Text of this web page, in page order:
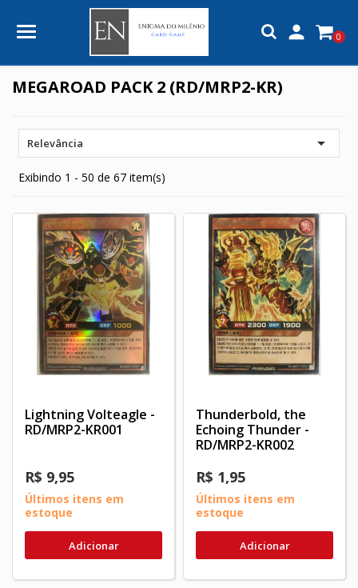
 0
MEGAROAD PACK 2 (RD/MRP2-KR)
Relevância 
Exibindo 1 - 50 de 67 item(s)
Lightning Volteagle -
RD/MRP2-KR001
R$ 9,95
Últimos itens em
estoque
Adicionar
Thunderbold, the
Echoing Thunder -
RD/MRP2-KR002
R$ 1,95
Últimos itens em
estoque
Adicionar